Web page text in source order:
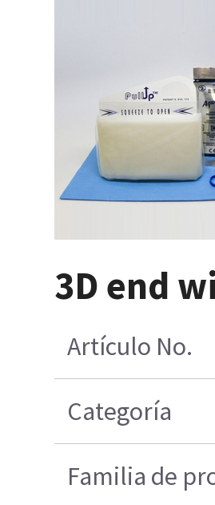
3D end
Artículo No.
Categoría
Familia de